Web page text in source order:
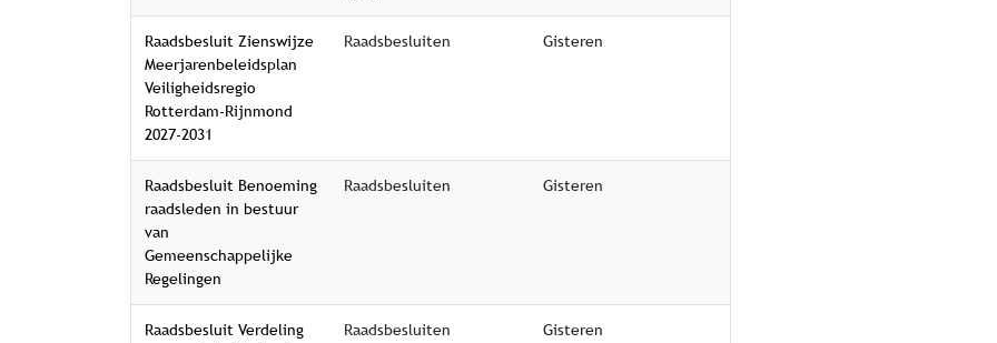
Raadsbesluit Zienswijze
Meerjarenbeleidsplan
Veiligheidsregio
Rotterdam-Rijnmond
2027-2031
Raadsbesluiten Gisteren
Raadsbesluit Benoeming
raadsleden in bestuur
van
Gemeenschappelijke
Regelingen
Raadsbesluiten Gisteren
Raadsbesluit Verdeling
Raadsbesluiten Gisteren